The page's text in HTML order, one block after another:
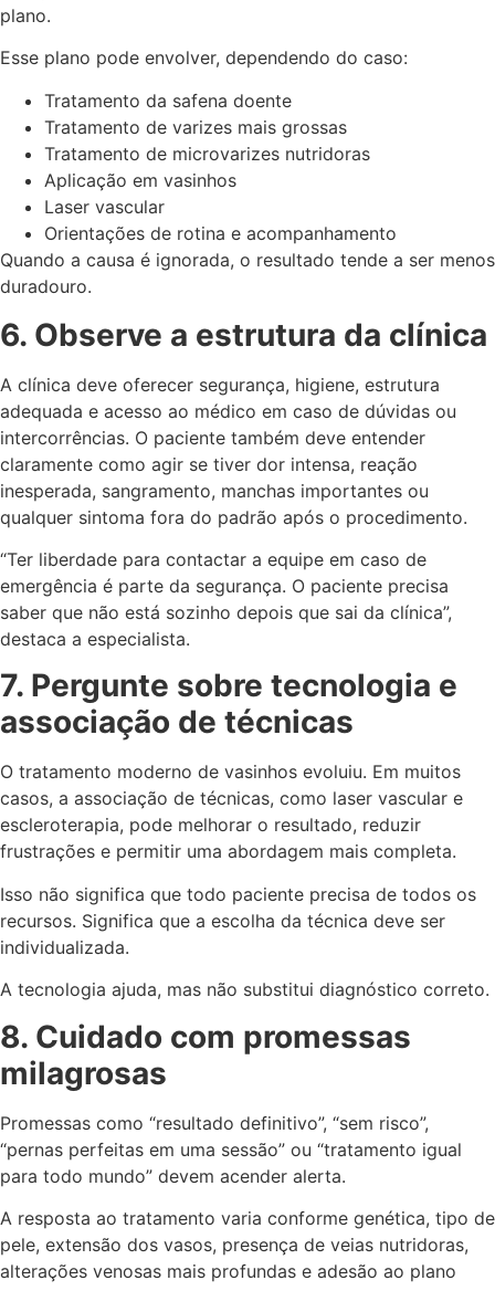
plano.
Esse plano pode envolver, dependendo do caso:
Tratamento da safena doente
Tratamento de varizes mais grossas
Tratamento de microvarizes nutridoras
Aplicação em vasinhos
Laser vascular
Orientações de rotina e acompanhamento
Quando a causa é ignorada, o resultado tende a ser menos
duradouro.
6. Observe a estrutura da clínica
A clínica deve oferecer segurança, higiene, estrutura
adequada e acesso ao médico em caso de dúvidas ou
intercorrências. O paciente também deve entender
claramente como agir se tiver dor intensa, reação
inesperada, sangramento, manchas importantes ou
qualquer sintoma fora do padrão após o procedimento.
“Ter liberdade para contactar a equipe em caso de
emergência é parte da segurança. O paciente precisa
saber que não está sozinho depois que sai da clínica”,
destaca a especialista.
7. Pergunte sobre tecnologia e
associação de técnicas
O tratamento moderno de vasinhos evoluiu. Em muitos
casos, a associação de técnicas, como laser vascular e
escleroterapia, pode melhorar o resultado, reduzir
frustrações e permitir uma abordagem mais completa.
Isso não significa que todo paciente precisa de todos os
recursos. Significa que a escolha da técnica deve ser
individualizada.
A tecnologia ajuda, mas não substitui diagnóstico correto.
8. Cuidado com promessas
milagrosas
Promessas como “resultado definitivo”, “sem risco”,
“pernas perfeitas em uma sessão” ou “tratamento igual
para todo mundo” devem acender alerta.
A resposta ao tratamento varia conforme genética, tipo de
pele, extensão dos vasos, presença de veias nutridoras,
alterações venosas mais profundas e adesão ao plano